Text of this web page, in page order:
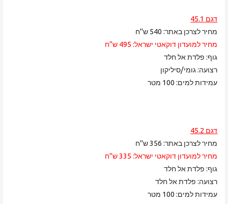
דגם 45.1
מחיר לצרכן באתר: 540 ש"ח
מחיר למועדון דוקאטי ישראל: 495 ש"ח
גוף: פלדת אל חלד
רצועה: גומי/סיליקון
עמידות למים: 100 מטר
דגם 45.2
מחיר לצרכן באתר: 356 ש"ח
מחיר למועדון דוקאטי ישראל: 335 ש"ח
גוף: פלדת אל חלד
רצועה: פלדת אל חלד
עמידות למים: 100 מטר